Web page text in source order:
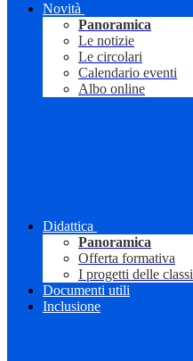
Novità
Panoramica
Le notizie
Le circolari
Calendario eventi
Albo online
Didattica
Panoramica
Offerta formativa
I progetti delle classi
Documenti utili
Inclusione